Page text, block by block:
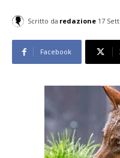
Scritto da redazione 17
Facebook